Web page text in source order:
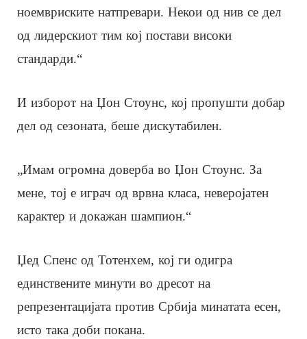
ноемвриските натпревари. Некои од нив се дел
од лидерскиот тим кој постави високи
стандарди.“
И изборот на Џон Стоунс, кој пропушти добар
дел од сезоната, беше дискутабилен.
„Имам огромна доверба во Џон Стоунс. За
мене, тој е играч од врвна класа, неверојатен
карактер и докажан шампион.“
Џед Спенс од Тотенхем, кој ги одигра
единствените минути во дресот на
репрезентацијата против Србија минатата есен,
исто така доби покана.